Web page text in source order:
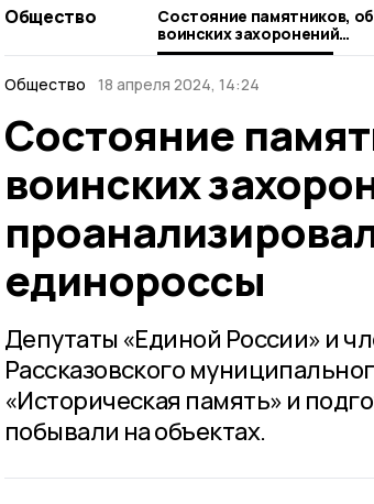
Общество
Состояние памятников,
воинских захоронений
проанализировали
Общество
18 апреля 2024, 14:24
Состояние
воинских
единороссы
Депутаты «Единой России» и
Рассказовского
«Историческая память» и
побывали на объектах.